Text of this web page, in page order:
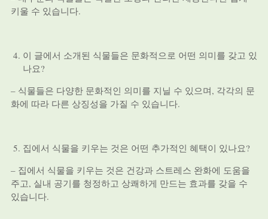
키울 수 있습니다.
이 글에서 소개된 식물들은 문화적으로 어떤 의미를 갖고 있
나요?
– 식물들은 다양한 문화적인 의미를 지닐 수 있으며, 각각의 문
화에 따라 다른 상징성을 가질 수 있습니다.
집에서 식물을 키우는 것은 어떤 추가적인 혜택이 있나요?
– 집에서 식물을 키우는 것은 건강과 스트레스 완화에 도움을
주고, 실내 공기를 청정하고 상쾌하게 만드는 효과를 갖을 수
있습니다.